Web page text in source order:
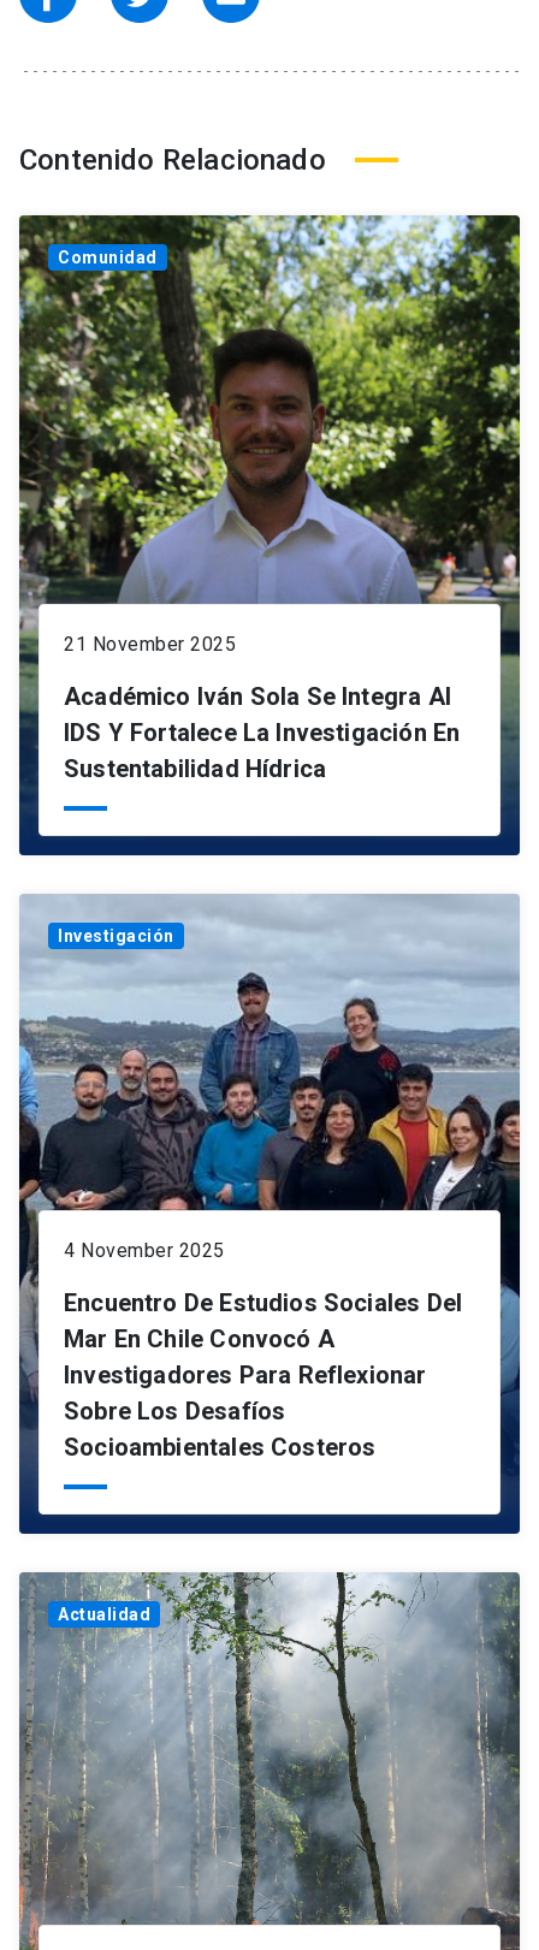
Contenido Relacionado
Comunidad
21 November 2025
Académico Iván Sola Se Integra Al
IDS Y Fortalece La Investigación En
Sustentabilidad Hídrica
Investigación
4 November 2025
Encuentro De Estudios Sociales Del
Mar En Chile Convocó A
Investigadores Para Reflexionar
Sobre Los Desafíos
Socioambientales Costeros
Actualidad